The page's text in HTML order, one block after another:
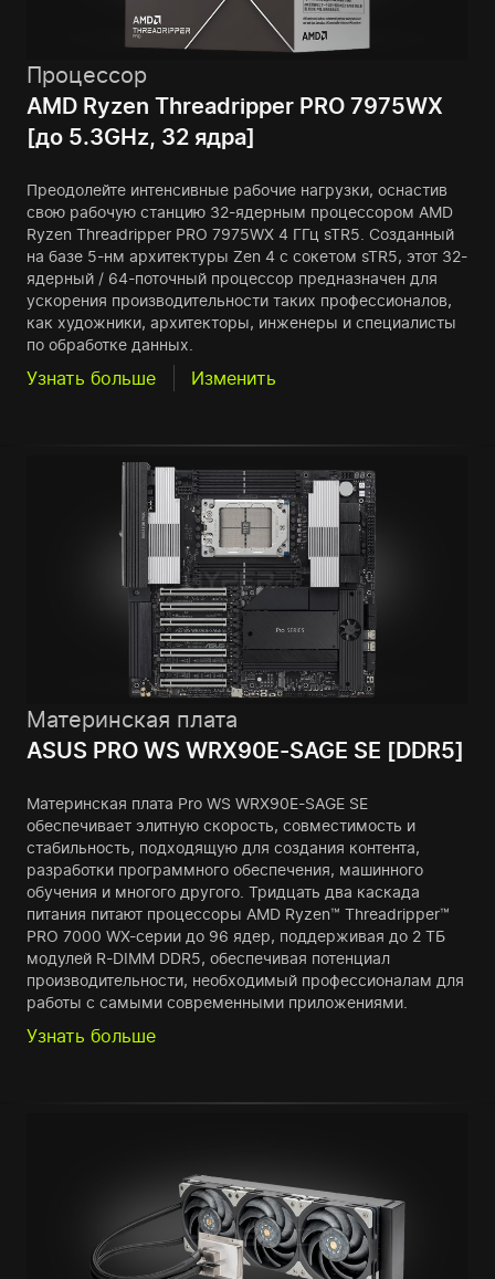
Процессор
AMD Ryzen Threadripper PRO 7975WX
[до 5.3GHz, 32 ядра]
Преодолейте интенсивные рабочие нагрузки, оснастив
свою рабочую станцию 32-ядерным процессором AMD
Ryzen Threadripper PRO 7975WX 4 ГГц sTR5. Созданный
на базе 5-нм архитектуры Zen 4 с сокетом sTR5, этот 32-
ядерный / 64-поточный процессор предназначен для
ускорения производительности таких профессионалов,
как художники, архитекторы, инженеры и специалисты
по обработке данных.
Узнать больше Изменить
Материнская плата
ASUS PRO WS WRX90E-SAGE SE [DDR5]
Материнская плата Pro WS WRX90E-SAGE SE
обеспечивает элитную скорость, совместимость и
стабильность, подходящую для создания контента,
разработки программного обеспечения, машинного
обучения и многого другого. Тридцать два каскада
питания питают процессоры AMD Ryzen™ Threadripper™
PRO 7000 WX-серии до 96 ядер, поддерживая до 2 ТБ
модулей R-DIMM DDR5, обеспечивая потенциал
производительности, необходимый профессионалам для
работы с самыми современными приложениями.
Узнать больше